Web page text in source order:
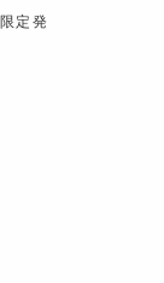
定発